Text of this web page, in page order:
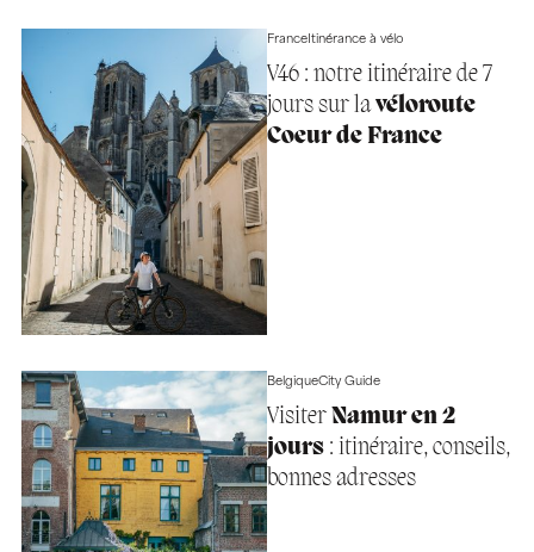
FranceItinérance à vélo
V46 : notre itinéraire de 7
jours sur lavéloroute
Coeur de France
BelgiqueCity Guide
Visiter Namur en 2
jours: itinéraire, conseils,
bonnes adresses